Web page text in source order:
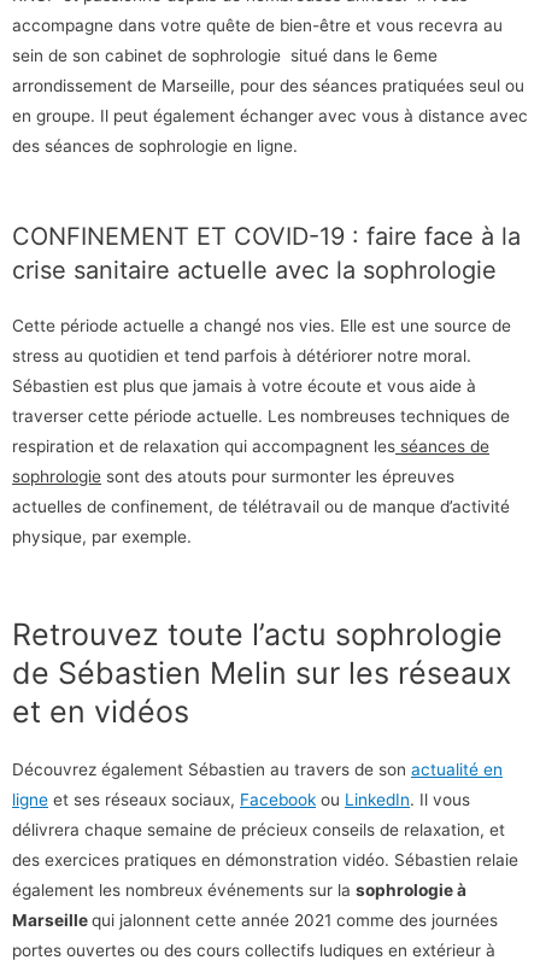
accompagne dans votre quête de bien-être et vous recevra au
sein de son cabinet de sophrologie situé dans le 6eme
arrondissement de Marseille, pour des séances pratiquées seul ou
en groupe. Il peut également échanger avec vous à distance avec
des séances de sophrologie en ligne.
CONFINEMENT ET COVID-19 : faire face à la
crise sanitaire actuelle avec la sophrologie
Cette période actuelle a changé nos vies. Elle est une source de
stress au quotidien et tend parfois à détériorer notre moral.
Sébastien est plus que jamais à votre écoute et vous aide à
traverser cette période actuelle. Les nombreuses techniques de
respiration et de relaxation qui accompagnent les séances de
sophrologie sont des atouts pour surmonter les épreuves
actuelles de confinement, de télétravail ou de manque d’activité
physique, par exemple.
Retrouvez toute l’actu sophrologie
de Sébastien Melin sur les réseaux
et en vidéos
Découvrez également Sébastien au travers de son actualité en
ligne et ses réseaux sociaux, Facebook ou LinkedIn. Il vous
délivrera chaque semaine de précieux conseils de relaxation, et
des exercices pratiques en démonstration vidéo. Sébastien relaie
également les nombreux événements sur la sophrologie à
Marseillequi jalonnent cette année 2021 comme des journées
portes ouvertes ou des cours collectifs ludiques en extérieur à